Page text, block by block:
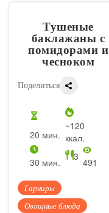
Тушеные
баклажаны с
помидорами и
чесноком
Поделиться
20 мин.
~120
ккал.
30 мин.
3 491
Гарниры
Овощные блюда